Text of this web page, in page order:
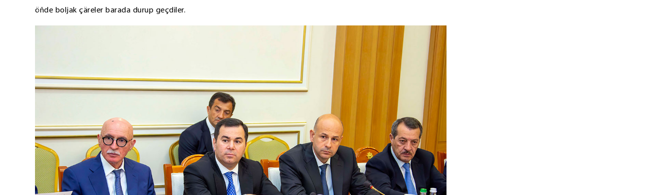
öňde boljak çäreler barada durup geçdiler.